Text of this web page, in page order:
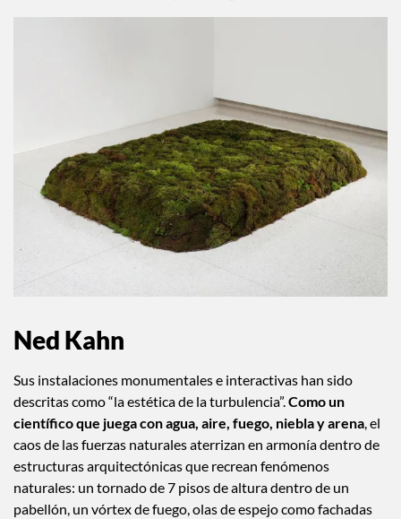
Ned Kahn
Sus instalaciones monumentales e interactivas han sido
descritas como “la estética de la turbulencia”.Como un
científico que juega con agua, aire, fuego, niebla y arena, el
caos de las fuerzas naturales aterrizan en armonía dentro de
estructuras arquitectónicas que recrean fenómenos
naturales: un tornado de 7 pisos de altura dentro de un
pabellón, un vórtex de fuego, olas de espejo como fachadas